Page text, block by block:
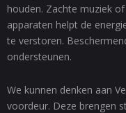
houden. Zachte muziek
apparaten helpt de
te verstoren.
ondersteunen.
We kunnen denken aan
voordeur. Deze brengen